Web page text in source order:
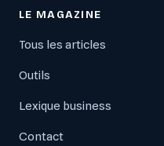
LE MAGAZINE
Tous les articles
Outils
Lexique business
Contact